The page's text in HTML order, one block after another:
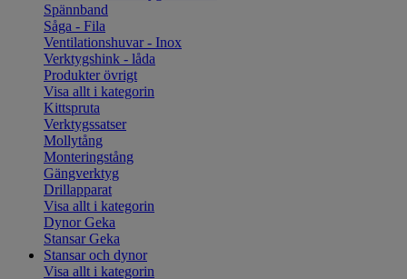
Spännband
Såga - Fila
Ventilationshuvar - Inox
Verktygshink - låda
Produkter övrigt
Visa allt i kategorin
Kittspruta
Verktygssatser
Mollytång
Monteringstång
Gängverktyg
Drillapparat
Visa allt i kategorin
Dynor Geka
Stansar Geka
Stansar och dynor
Visa allt i kategorin